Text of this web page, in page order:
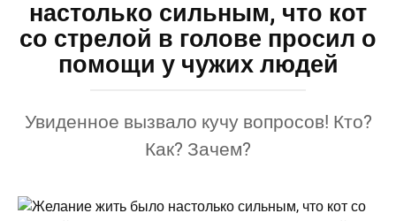
настолько сильным, что кот
со стрелой в голове просил о
помощи у чужих людей
Увиденное вызвало кучу вопросов! Кто?
Как? Зачем?